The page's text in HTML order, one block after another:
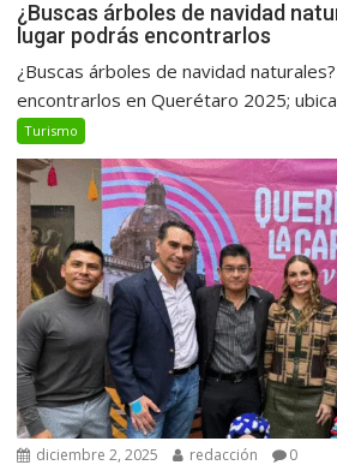
¿Buscas árboles de navidad
lugar podrás encontrarlos
¿Buscas árboles de navidad
encontrarlos en Querétaro 2025;
Turismo
diciembre 2, 2025 redacción 0